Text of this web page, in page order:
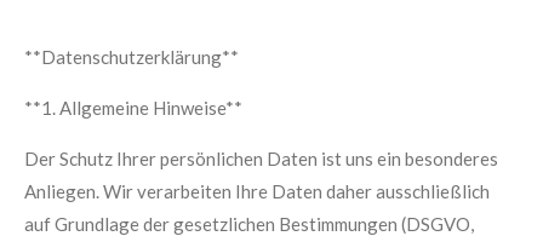
**Datenschutzerklärung**
**1. Allgemeine Hinweise**
Der Schutz Ihrer persönlichen Daten ist uns ein besonderes
Anliegen. Wir verarbeiten Ihre Daten daher ausschließlich
auf Grundlage der gesetzlichen Bestimmungen (DSGVO,